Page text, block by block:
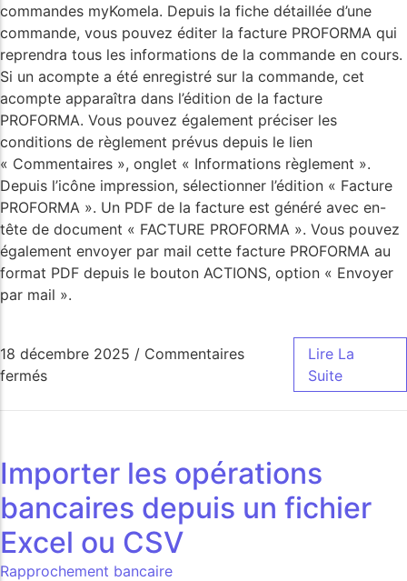
commandes myKomela. Depuis la fiche détaillée d’une
commande, vous pouvez éditer la facture PROFORMA qui
reprendra tous les informations de la commande en cours.
Si un acompte a été enregistré sur la commande, cet
acompte apparaîtra dans l’édition de la facture
PROFORMA. Vous pouvez également préciser les
conditions de règlement prévus depuis le lien
« Commentaires », onglet « Informations règlement ».
Depuis l’icône impression, sélectionner l’édition « Facture
PROFORMA ». Un PDF de la facture est généré avec en-
tête de document « FACTURE PROFORMA ». Vous pouvez
également envoyer par mail cette facture PROFORMA au
format PDF depuis le bouton ACTIONS, option « Envoyer
par mail ».
18 décembre 2025 / Commentaires
fermés
Lire La
Suite
Importer les opérations
bancaires depuis un fichier
Excel ou CSV
Rapprochement bancaire